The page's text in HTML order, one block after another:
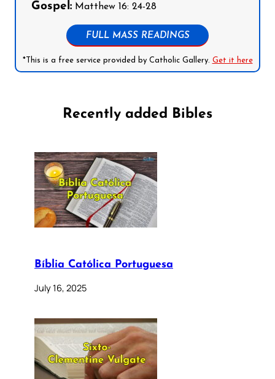
Gospel: Matthew 16: 24-28
FULL MASS READINGS
*This is a free service provided by Catholic Gallery. Get it here
Recently added Bibles
Bíblia Católica Portuguesa
July 16, 2025